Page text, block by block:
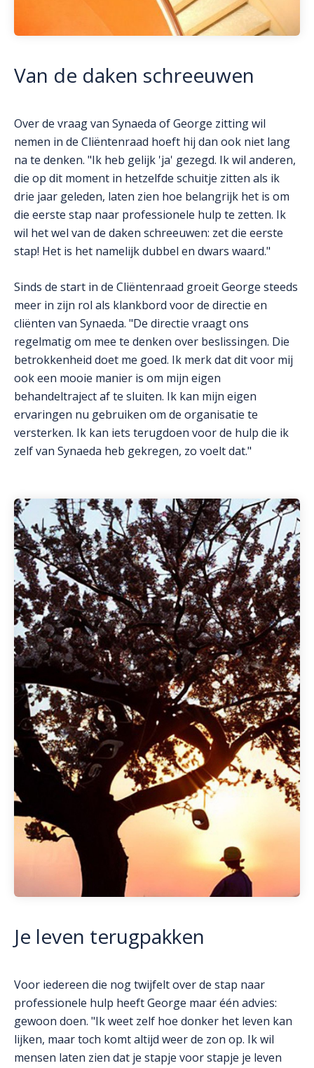
Van de daken schreeuwen
Over de vraag van Synaeda of George zitting wil
nemen in de Cliëntenraad hoeft hij dan ook niet lang
na te denken. "Ik heb gelijk 'ja' gezegd. Ik wil anderen,
die op dit moment in hetzelfde schuitje zitten als ik
drie jaar geleden, laten zien hoe belangrijk het is om
die eerste stap naar professionele hulp te zetten. Ik
wil het wel van de daken schreeuwen: zet die eerste
stap! Het is het namelijk dubbel en dwars waard."
Sinds de start in de Cliëntenraad groeit George steeds
meer in zijn rol als klankbord voor de directie en
cliënten van Synaeda. "De directie vraagt ons
regelmatig om mee te denken over beslissingen. Die
betrokkenheid doet me goed. Ik merk dat dit voor mij
ook een mooie manier is om mijn eigen
behandeltraject af te sluiten. Ik kan mijn eigen
ervaringen nu gebruiken om de organisatie te
versterken. Ik kan iets terugdoen voor de hulp die ik
zelf van Synaeda heb gekregen, zo voelt dat."
Je leven terugpakken
Voor iedereen die nog twijfelt over de stap naar
professionele hulp heeft George maar één advies:
gewoon doen. "Ik weet zelf hoe donker het leven kan
lijken, maar toch komt altijd weer de zon op. Ik wil
mensen laten zien dat je stapje voor stapje je leven